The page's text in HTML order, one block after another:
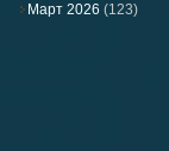
Март 2026 (123)